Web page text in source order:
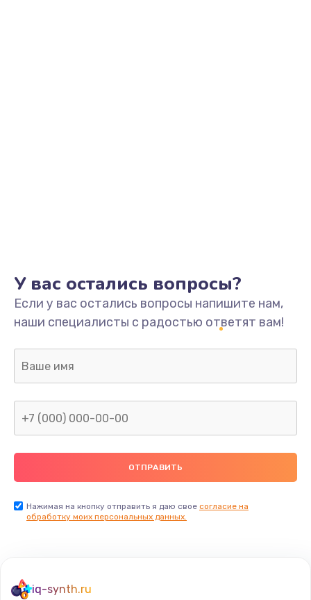
У вас остались вопросы?
Если у вас остались вопросы напишите нам,
наши специалисты с радостью ответят вам!
Нажимая на кнопку отправить я даю свое согласие на
обработку моих персональных данных.
iq-synth.ru